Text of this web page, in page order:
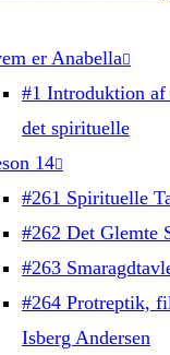
er Anabella
#1 Introduktion af
det spirituelle
14
#261 Spirituelle
#262 Det Glemte
#263
#264 Protreptik,
Isberg Andersen